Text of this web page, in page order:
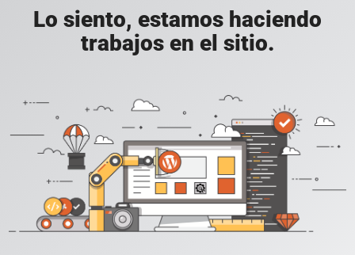
Lo siento, estamos haciendo
trabajos en el sitio.